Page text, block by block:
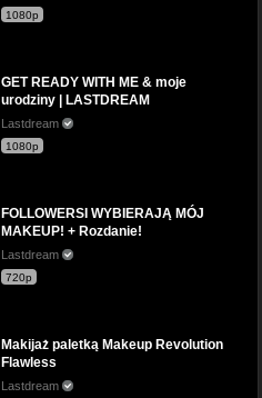
1080p
GET READY WITH ME & moje
urodziny | LASTDREAM
Lastdream
1080p
FOLLOWERSI WYBIERAJĄ MÓJ
MAKEUP! + Rozdanie!
Lastdream
720p
Makijaż paletką Makeup Revolution
Flawless
Lastdream